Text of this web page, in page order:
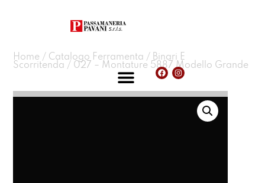
Home / Catalogo Ferramenta / Binari E
Scorritenda / 027 – Montature 5887 Modello Grande